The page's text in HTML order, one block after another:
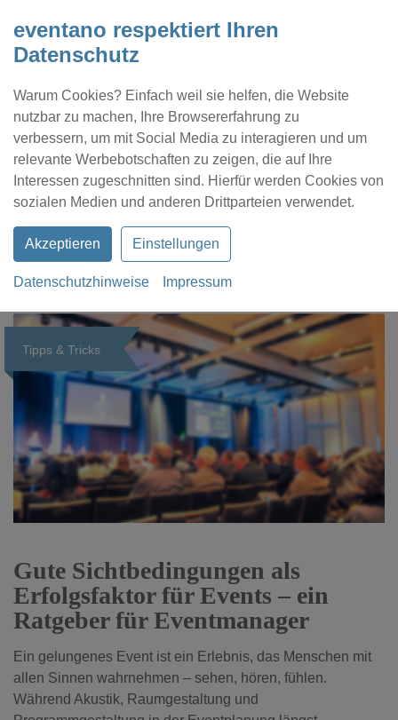
eventano respektiert Ihren
Datenschutz
Warum Cookies? Einfach weil sie helfen, die Website
nutzbar zu machen, Ihre Browsererfahrung zu
verbessern, um mit Social Media zu interagieren und um
relevante Werbebotschaften zu zeigen, die auf Ihre
Interessen zugeschnitten sind. Hierfür werden Cookies von
sozialen Medien und anderen Drittparteien verwendet.
Akzeptieren Einstellungen
Datenschutzhinweise Impressum
Kontakt Location eintragen Profil
Tipps & Tricks
Tipps & Tricks
Gute Sichtbedingungen als
Erfolgsfaktor für Events – ein
Ratgeber für Eventmanager
Ein gelungenes Event ist ein Erlebnis, das Menschen mit
allen Sinnen wahrnehmen – sehen, hören, fühlen.
Während Akustik, Raumgestaltung und